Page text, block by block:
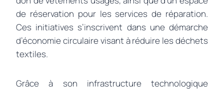
de réservation pour les services de réparation.
Ces initiatives s’inscrivent dans une démarche
d’économie circulaire visant à réduire les déchets
textiles.
Grâce à son infrastructure technologique